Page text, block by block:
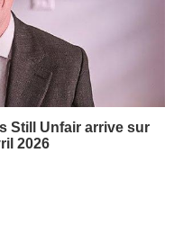
Still Unfair arrive sur
2026